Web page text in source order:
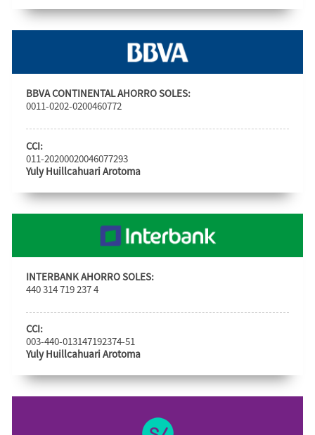
BBVA CONTINENTAL AHORRO SOLES:
0011-0202-0200460772
CCI:
011-20200020046077293
Yuly Huillcahuari Arotoma
INTERBANK AHORRO SOLES:
440 314 719 237 4
CCI:
003-440-013147192374-51
Yuly Huillcahuari Arotoma